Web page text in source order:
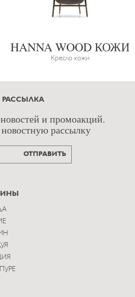
HANNA WOOD КОЖИ
Кресло кожи
и промоакций.
рассылку
ОТПРАВИТЬ